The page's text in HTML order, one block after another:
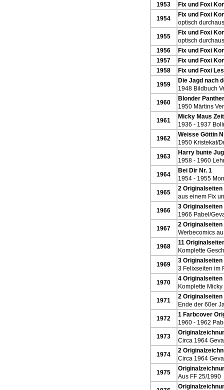
1953
Fix und Foxi
1954
Fix und Foxi
optisch
1955
Fix und Foxi
optisch
1956
Fix und Foxi
1957
Fix und Foxi
1958
Fix und Foxi
1959
Die Jagd nach
1948 Bildbuch
1960
Blonder
1950 Märtins
1961
Micky Maus
1936 - 1937
1962
Weisse Göttin
1950 Kristekat/
1963
Harry bunte
1958 - 1960
1964
Bei Dir Nr. 1
1954 - 1955
1965
2
aus einem Fix
1966
3
1966 Pabel/
1967
2 Originalseiten
Werbecomics
1968
11
Komplette
1969
3
3 Felixseiten im
1970
4
Komplette
1971
2
Ende der 60er
1972
1 Farbcover
1960 - 1962
1973
Circa 1964
1974
2
Circa 1964
1975
Aus FF 25/1990